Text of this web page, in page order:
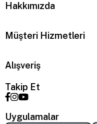
Hakkımızda
Müşteri Hizmetleri
Alışveriş
Takip Et
Uygulamalar